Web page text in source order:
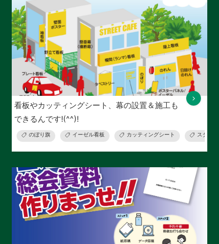
看板やカッティングシート、幕の設置＆施工も
できるんです!(^^)!
のぼり旗 イーゼル看板 カッティングシート スタン